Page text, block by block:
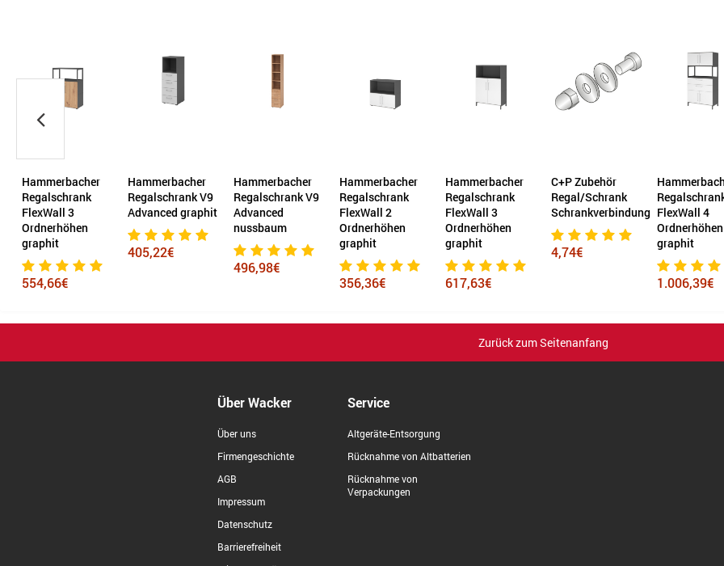
Hammerbacher
Regalschrank
FlexWall 3
Ordnerhöhen
graphit
554,66€
Hammerbacher
Regalschrank V9
Advanced graphit
405,22€
Hammerbacher
Regalschrank V9
Advanced
nussbaum
496,98€
Hammerbacher
Regalschrank
FlexWall 2
Ordnerhöhen
graphit
356,36€
Hammerbacher
Regalschrank
FlexWall 3
Ordnerhöhen
graphit
617,63€
C+P Zubehör
Regal/Schrank
Schrankverbindung
4,74€
FlexWall 4
Ordnerhöhen
graphit
1.006,39€
Zurück zum Seitenanfang
Über Wacker
Über uns
Firmengeschichte
AGB
Impressum
Datenschutz
Barrierefreiheit
Service
Altgeräte-Entsorgung
Rücknahme von Altbatterien
Rücknahme von
Verpackungen